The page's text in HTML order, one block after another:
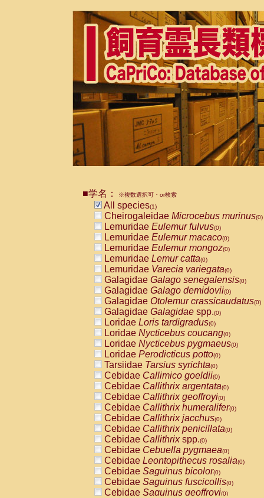
■学名： ※複数選択可・or検索
All species(1)
Cheirogaleidae Microcebus murinus(0)
Lemuridae Eulemur fulvus(0)
Lemuridae Eulemur macaco(0)
Lemuridae Eulemur mongoz(0)
Lemuridae Lemur catta(0)
Lemuridae Varecia variegata(0)
Galagidae Galago senegalensis(0)
Galagidae Galago demidovii(0)
Galagidae Otolemur crassicaudatus(0)
Galagidae Galagidae spp.(0)
Loridae Loris tardigradus(0)
Loridae Nycticebus coucang(0)
Loridae Nycticebus pygmaeus(0)
Loridae Perodicticus potto(0)
Tarsiidae Tarsius syrichta(0)
Cebidae Callimico goeldii(0)
Cebidae Callithrix argentata(0)
Cebidae Callithrix geoffroyi(0)
Cebidae Callithrix humeralifer(0)
Cebidae Callithrix jacchus(0)
Cebidae Callithrix penicillata(0)
Cebidae Callithrixspp.(0)
Cebidae Cebuella pygmaea(0)
Cebidae Leontopithecus rosalia(0)
Cebidae Saguinus bicolor(0)
Cebidae Saguinus fuscicollis(0)
Cebidae Saguinus geoffroyi(0)